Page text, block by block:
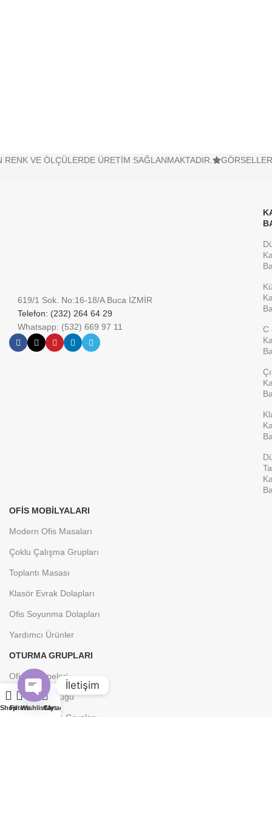
VE ÖLÇÜLERDE ÜRETİM SAĞLANMAKTADIR.
619/1 Sok. No:16-18/A Buca İZMİR
Telefon: (232) 264 64 29
Whatsapp: (532) 669 97 11
C
OFIS MOBILYALARI
Modern Ofis Masaları
Çoklu Çalışma Grupları
Toplantı Masası
Klasör Evrak Dolapları
Ofis Soyunma Dolapları
Yardımcı Ürünler
OTURMA GRUPLARI
Ofis Kanepeleri
Bekleme Koltuğu
Klasik Oturma Grupları
ShopFiltersWishlistCart
My account
İletişim
Open